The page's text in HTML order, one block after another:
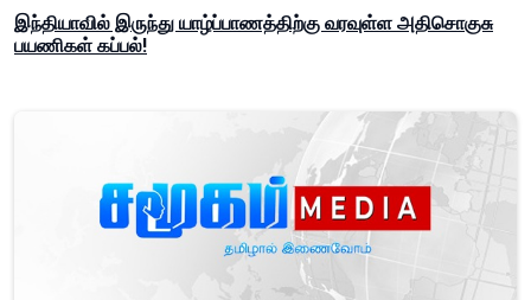
இந்தியாவில் இருந்து யாழ்ப்பாணத்திற்கு வரவுள்ள அதிசொகுசு
பயணிகள் கப்பல்!